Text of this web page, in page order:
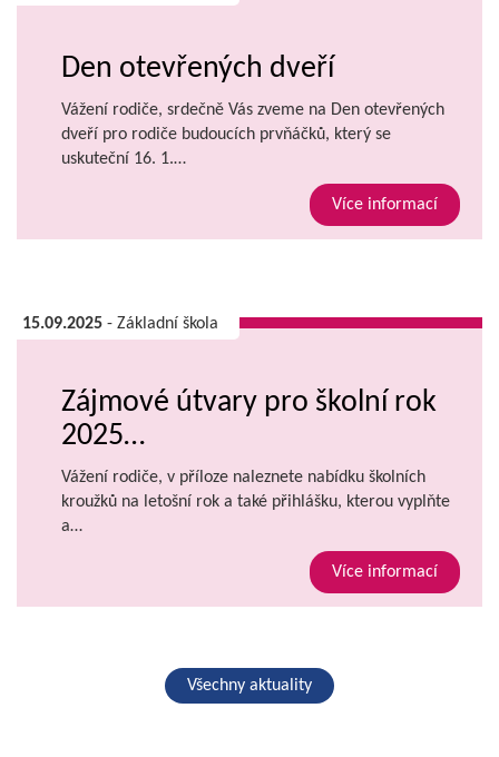
Den otevřených dveří
Vážení rodiče, srdečně Vás zveme na Den otevřených
dveří pro rodiče budoucích prvňáčků, který se
uskuteční 16. 1.…
Více informací
15.09.2025 - Základní škola
Zájmové útvary pro školní rok
2025…
Vážení rodiče, v příloze naleznete nabídku školních
kroužků na letošní rok a také přihlášku, kterou vyplňte
a…
Více informací
Všechny aktuality